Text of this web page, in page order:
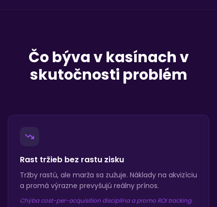
Čo býva v kasínach v
skutočnosti problém
Rast tržieb bez rastu zisku
Tržby rastú, ale marža sa zužuje. Náklady na akvizíciu
a promá výrazne prevyšujú reálny prínos.
Chýba cost-per-acquisition disciplína a promo ROI tracking.